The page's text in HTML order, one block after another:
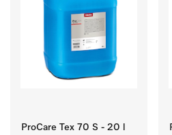
ProCare Tex 70 S - 20 l